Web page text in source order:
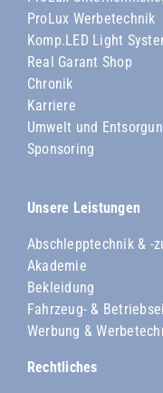
ProLux Werbetechnik
Komp.LED Light
Real Garant Shop
Chronik
Karriere
Umwelt und
Sponsoring
Unsere Leistungen
Abschlepptechnik & -
Akademie
Bekleidung
Fahrzeug- &
Werbung &
Rechtliches